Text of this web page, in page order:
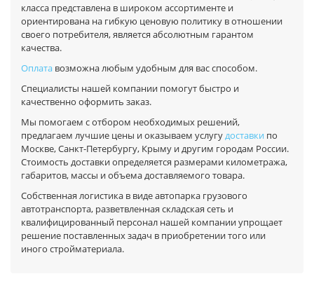
класса представлена в широком ассортименте и
ориентирована на гибкую ценовую политику в отношении
своего потребителя, является абсолютным гарантом
качества.
Оплата возможна любым удобным для вас способом.
Специалисты нашей компании помогут быстро и
качественно оформить заказ.
Мы помогаем с отбором необходимых решений,
предлагаем лучшие цены и оказываем услугудоставки по
Москве, Санкт-Петербургу, Крыму и другим городам России.
Стоимость доставки определяется размерами километража,
габаритов, массы и объема доставляемого товара.
Собственная логистика в виде автопарка грузового
автотранспорта, разветвленная складская сеть и
квалифицированный персонал нашей компании упрощает
решение поставленных задач в приобретении того или
иного стройматериала.